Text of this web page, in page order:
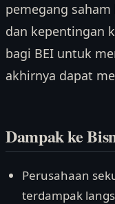
pemegang
dan kepentingan
bagi BEI untuk
akhirnya dapat
Dampak ke
Perusahaan
terdampak